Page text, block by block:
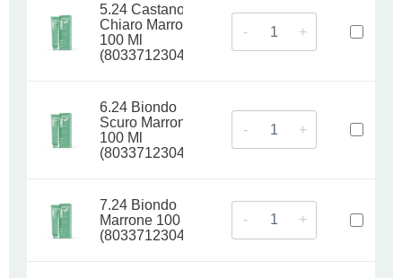
5.24 Castano
Chiaro Marrone
100 Ml
(8033712304885)
- +
6.24 Biondo
Scuro Marrone
100 Ml
(8033712304892)
- +
7.24 Biondo
Marrone 100 Ml
(8033712304908)
- +